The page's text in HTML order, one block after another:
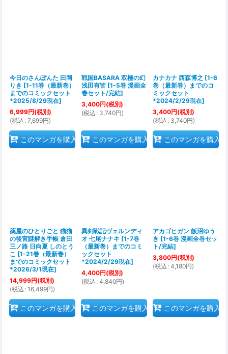
今日のさんぽんた 田岡
りき [1-11巻（最新巻）
までのコミックセット
*2025/8/29現在]
6,999円(税別)
(税込 : 7,699円)
このマンガを購入
戦国BASARA 双極の幻
浅田有皆 [1-5巻 漫画全
巻セット/完結]
3,400円(税別)
(税込 : 3,740円)
このマンガを購入
カナカナ 西森博之 [1-6
巻（最新巻）までのコ
ミックセット
*2024/2/29現在]
3,400円(税別)
(税込 : 3,740円)
このマンガを購入
薬屋のひとりごと 猫猫
の後宮謎解き手帳 倉田
三ノ路 日向夏 しのとう
こ [1-21巻（最新巻）
までのコミックセット
*2026/3/1現在]
14,999円(税別)
(税込 : 16,499円)
このマンガを購入
異剣戦記ヴェルンディ
オ 七尾ナナキ [1-7巻
（最新巻）までのコミ
ックセット
*2024/2/29現在]
4,400円(税別)
(税込 : 4,840円)
このマンガを購入
アカゴヒガン 飯沼ゆう
き [1-6巻 漫画全巻セッ
ト/完結]
3,800円(税別)
(税込 : 4,180円)
このマンガを購入